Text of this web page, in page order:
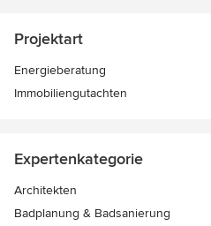
Projektart
Energieberatung
Immobiliengutachten
Expertenkategorie
Architekten
Badplanung & Badsanierung